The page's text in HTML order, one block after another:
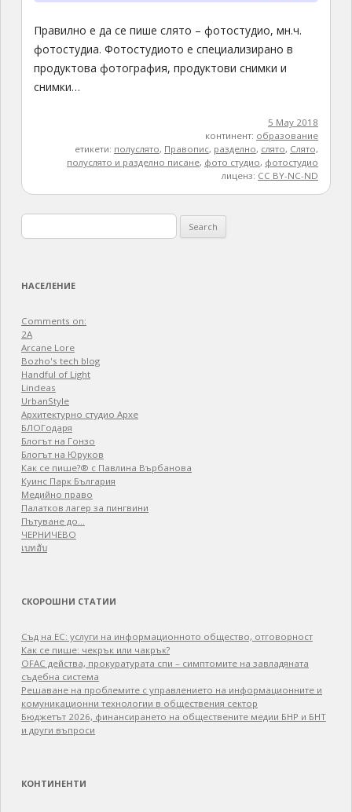
Правилно е да се пише слято – фотостудио, мн.ч.
фотостудиа. Фотостудиото е специализирано в
продуктова фотография, продуктови снимки и
снимки…
5 May 2018
континент: образование
етикети: полуслято, Правопис, разделно, слято, Слято,
полуслято и разделно писане, фото студио, фотостудио
лиценз: CC BY-NC-ND
for:
НАСЕЛЕНИЕ
Comments on:
2A
Arcane Lore
Bozho's tech blog
Handful of Light
Lindeas
UrbanStyle
Архитектурно студио Архе
БЛОГодаря
Блогът на Гонзо
Блогът на Юруков
Как се пише?® с Павлина Върбанова
Куинс Парк България
Медийно право
Палатков лагер зa пингвини
Пътуване до…
ЧЕРНИЧЕВО
เบทฮับ
СКОРОШНИ СТАТИИ
Съд на ЕС: услуги на информационното общество, отговорност
Как се пише: чекрък или чакрък?
OFAC действа, прокуратурата спи – симптомите на завладяната
съдебна система
Решаване на проблемите с управлението на информационните и
комуникационни технологии в обществения сектор
Бюджетът 2026, финансирането на обществените медии БНР и БНТ
и други въпроси
КОНТИНЕНТИ